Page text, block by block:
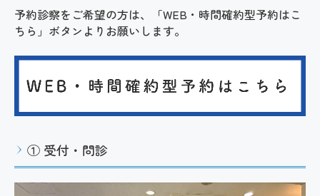
予約診察をご希望の方は、「WEB・時間確約型予約はこ
ちら」ボタンよりお願いします。
① 受付・問診